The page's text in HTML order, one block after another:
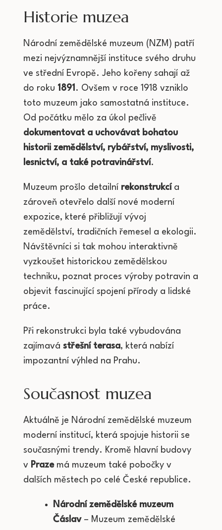
Historie muzea
Národní zemědělské muzeum (NZM) patří
mezi nejvýznamnější instituce svého druhu
ve střední Evropě. Jeho kořeny sahají až
do roku 1891 . Ovšem v roce 1918 vzniklo
toto muzeum jako samostatná instituce.
Od počátku mělo za úkol pečlivě
dokumentovat a uchovávat bohatou
historii zemědělství, rybářství, myslivosti,
lesnictví, a také potravinářství.
Muzeum prošlo detailní rekonstrukcí a
zároveň otevřelo další nové moderní
expozice, které přibližují vývoj
zemědělství, tradičních řemesel a ekologii.
Návštěvníci si tak mohou interaktivně
vyzkoušet historickou zemědělskou
techniku, poznat proces výroby potravin a
objevit fascinující spojení přírody a lidské
práce.
Při rekonstrukci byla také vybudována
zajímavástřešní terasa, která nabízí
impozantní výhled na Prahu.
Současnost muzea
Aktuálně je Národní zemědělské muzeum
moderní institucí, která spojuje historii se
současnými trendy. Kromě hlavní budovy
v Prazemá muzeum také pobočky v
dalších městech po celé České republice.
Národní zemědělské muzeum
Čáslav– Muzeum zemědělské